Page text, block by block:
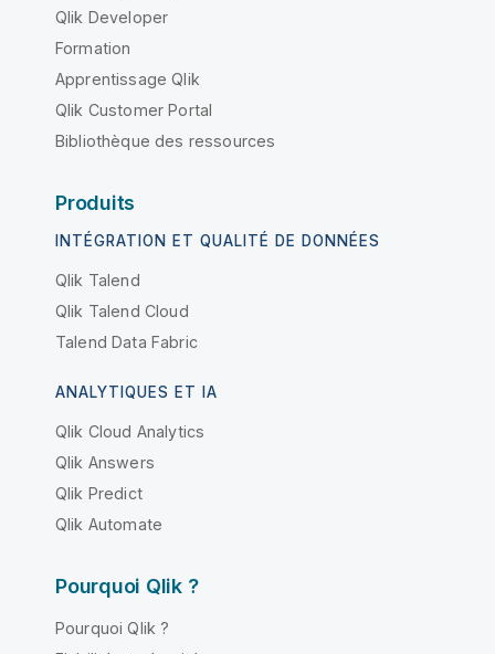
Qlik Developer
Formation
Apprentissage Qlik
Qlik Customer Portal
Bibliothèque des ressources
Produits
INTÉGRATION ET QUALITÉ DE DONNÉES
Qlik Talend
Qlik Talend Cloud
Talend Data Fabric
ANALYTIQUES ET IA
Qlik Cloud Analytics
Qlik Answers
Qlik Predict
Qlik Automate
Pourquoi Qlik ?
Pourquoi Qlik ?